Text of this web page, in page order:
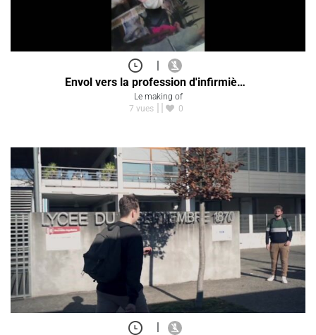
|
Envol vers la profession d'infirmiè…
Le making of
7 vues
0
|